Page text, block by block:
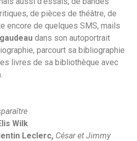
de pièces de théâtre, de
encore de quelques SMS, mails
dans son autoportrait
parcourt sa bibliographie
livres de sa bibliothèque avec
Wilk
Leclerc, César et Jimmy